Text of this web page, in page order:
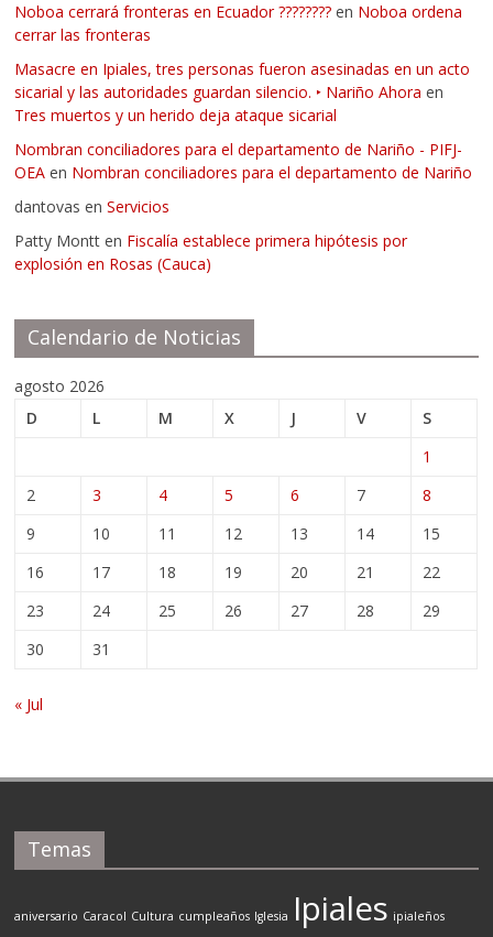
Noboa cerrará fronteras en Ecuador ???????? en Noboa ordena
cerrar las fronteras
Masacre en Ipiales, tres personas fueron asesinadas en un acto
sicarial y las autoridades guardan silencio. ‣ Nariño Ahora en
Tres muertos y un herido deja ataque sicarial
Nombran conciliadores para el departamento de Nariño - PIFJ-
OEA en Nombran conciliadores para el departamento de Nariño
dantovas enServicios
Patty Montt en Fiscalía establece primera hipótesis por
explosión en Rosas (Cauca)
Calendario de Noticias
agosto 2026
D
L M X J V
S
1
2
3 4 5 6 7
8
9
10 11 12 13 14
15
16
17 18 19 20 21
22
23
24 25 26 27 28
29
30
31
« Jul
Temas
aniversario Caracol Cultura cumpleaños Iglesia Ipiales ipialeños